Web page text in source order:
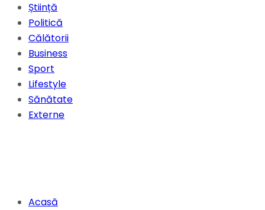
Știință
Politică
Călătorii
Business
Sport
Lifestyle
Sănătate
Externe
Acasă